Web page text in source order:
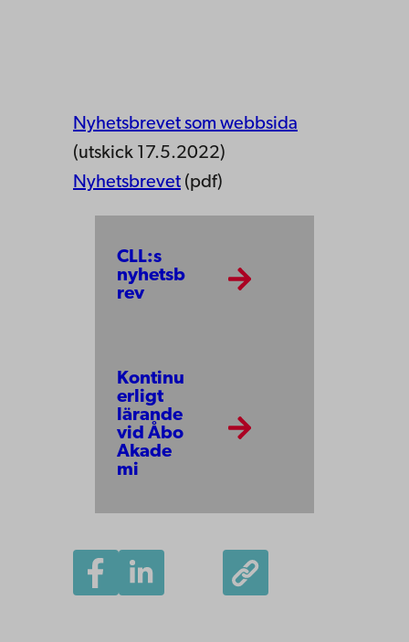
Nyhetsbrevet som webbsida
(utskick 17.5.2022)
Nyhetsbrevet (pdf)
CLL:s
nyhetsb
rev
Kontinu
erligt
lärande
vid Åbo
Akade
mi